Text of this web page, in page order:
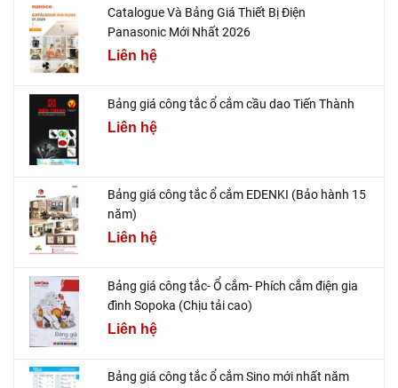
Catalogue Và Bảng Giá Thiết Bị Điện
Panasonic Mới Nhất 2026
Liên hệ
Bảng giá công tắc ổ cắm cầu dao Tiến Thành
Liên hệ
Bảng giá công tắc ổ cắm EDENKI (Bảo hành 15
năm)
Liên hệ
Bảng giá công tắc- Ổ cắm- Phích cắm điện gia
đình Sopoka (Chịu tải cao)
Liên hệ
Bảng giá công tắc ổ cắm Sino mới nhất năm